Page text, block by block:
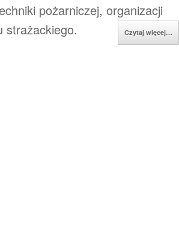
pożarniczej, organizacji
strażackiego.
Czytaj więcej…